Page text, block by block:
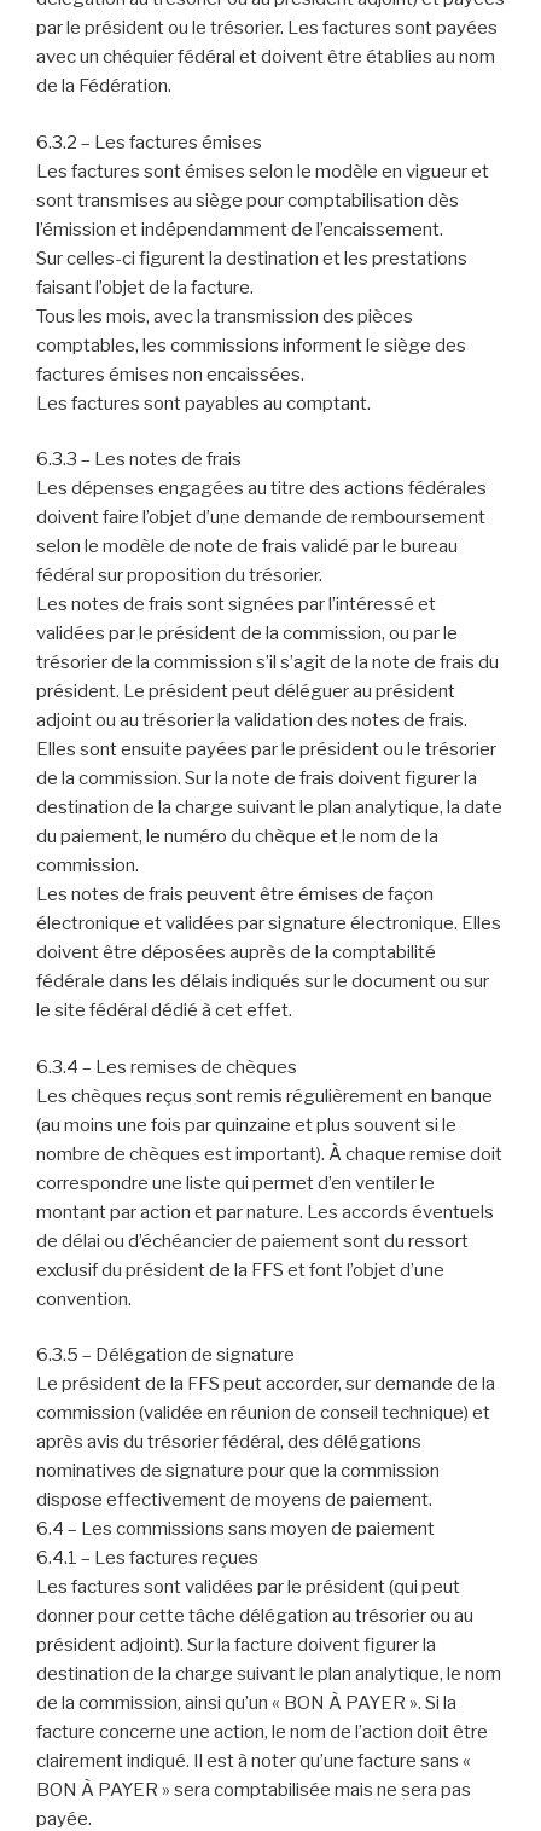
par le président ou le trésorier. Les factures sont payées
avec un chéquier fédéral et doivent être établies au nom
de la Fédération.
6.3.2 – Les factures émises
Les factures sont émises selon le modèle en vigueur et
sont transmises au siège pour comptabilisation dès
l’émission et indépendamment de l’encaissement.
Sur celles-ci figurent la destination et les prestations
faisant l’objet de la facture.
Tous les mois, avec la transmission des pièces
comptables, les commissions informent le siège des
factures émises non encaissées.
Les factures sont payables au comptant.
6.3.3 – Les notes de frais
Les dépenses engagées au titre des actions fédérales
doivent faire l’objet d’une demande de remboursement
selon le modèle de note de frais validé par le bureau
fédéral sur proposition du trésorier.
Les notes de frais sont signées par l’intéressé et
validées par le président de la commission, ou par le
trésorier de la commission s’il s’agit de la note de frais du
président. Le président peut déléguer au président
adjoint ou au trésorier la validation des notes de frais.
Elles sont ensuite payées par le président ou le trésorier
de la commission. Sur la note de frais doivent figurer la
destination de la charge suivant le plan analytique, la date
du paiement, le numéro du chèque et le nom de la
commission.
Les notes de frais peuvent être émises de façon
électronique et validées par signature électronique. Elles
doivent être déposées auprès de la comptabilité
fédérale dans les délais indiqués sur le document ou sur
le site fédéral dédié à cet effet.
6.3.4 – Les remises de chèques
Les chèques reçus sont remis régulièrement en banque
(au moins une fois par quinzaine et plus souvent si le
nombre de chèques est important). À chaque remise doit
correspondre une liste qui permet d’en ventiler le
montant par action et par nature. Les accords éventuels
de délai ou d’échéancier de paiement sont du ressort
exclusif du président de la FFS et font l’objet d’une
convention.
6.3.5 – Délégation de signature
Le président de la FFS peut accorder, sur demande de la
commission (validée en réunion de conseil technique) et
après avis du trésorier fédéral, des délégations
nominatives de signature pour que la commission
dispose effectivement de moyens de paiement.
6.4 – Les commissions sans moyen de paiement
6.4.1 – Les factures reçues
Les factures sont validées par le président (qui peut
donner pour cette tâche délégation au trésorier ou au
président adjoint). Sur la facture doivent figurer la
destination de la charge suivant le plan analytique, le nom
de la commission, ainsi qu’un « BON À PAYER ». Si la
facture concerne une action, le nom de l’action doit être
clairement indiqué. Il est à noter qu’une facture sans «
BON À PAYER » sera comptabilisée mais ne sera pas
payée.